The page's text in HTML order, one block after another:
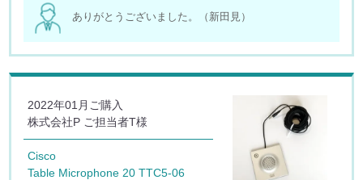
ありがとうございました。（新田見）
2022年01月ご購入
株式会社P ご担当者T様
Cisco
Table Microphone 20 TTC5-06